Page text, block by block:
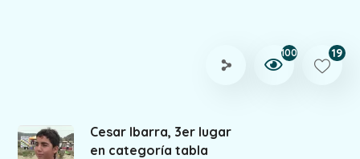
100 19
Cesar Ibarra, 3er lugar
en categoría tabla